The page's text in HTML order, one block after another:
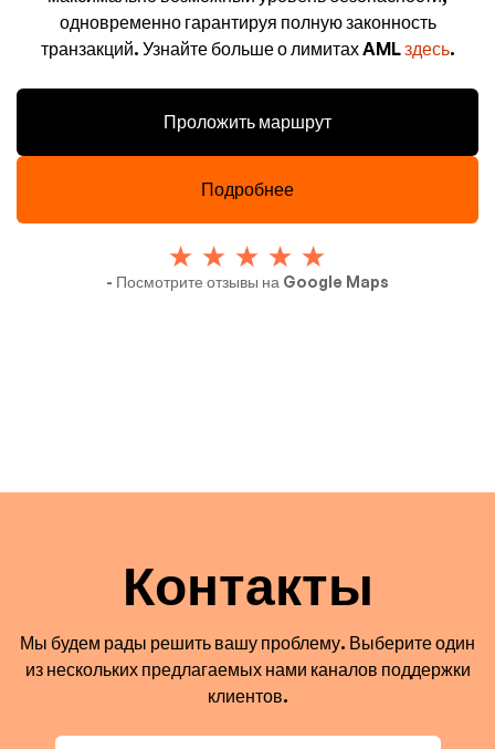
одновременно гарантируя полную законность
транзакций. Узнайте больше о лимитах AMLздесь.
Проложить маршрут
Подробнее
- Посмотрите отзывы на Google Maps
Контакты
Мы будем рады решить вашу проблему. Выберите один
из нескольких предлагаемых нами каналов поддержки
клиентов.